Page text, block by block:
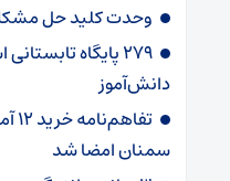
وحدت کلید حل
دانش‌آموز
سمنان امضا شد